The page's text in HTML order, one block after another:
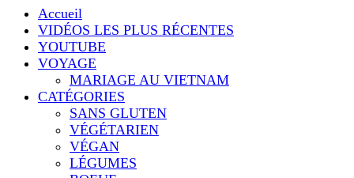
Accueil
VIDÉOS LES PLUS RÉCENTES
YOUTUBE
VOYAGE
MARIAGE AU VIETNAM
CATÉGORIES
SANS GLUTEN
VÉGÉTARIEN
VÉGAN
LÉGUMES